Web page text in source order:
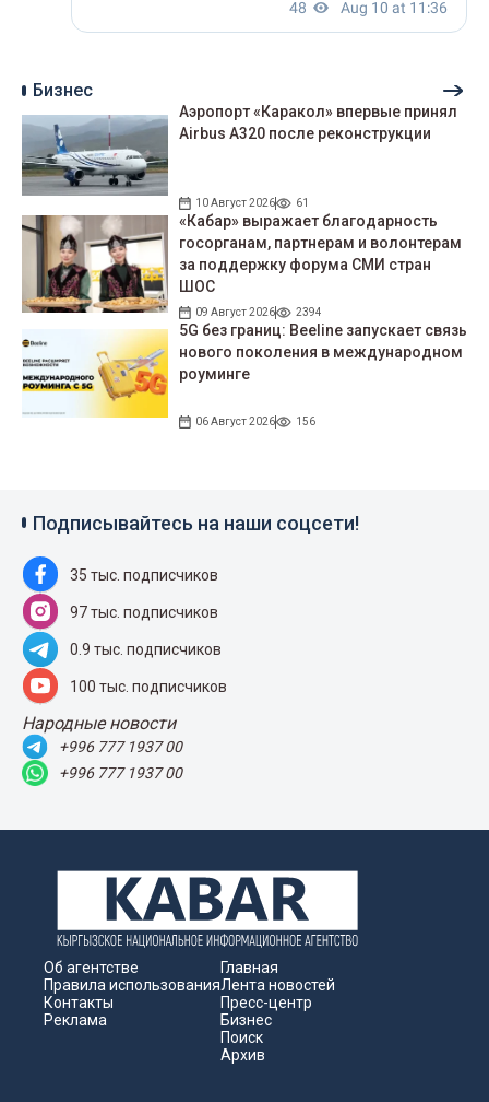
Бизнес
Аэропорт «Каракол» впервые принял
Airbus A320 после реконструкции
10 Август 2026 61
«Кабар» выражает благодарность
госорганам, партнерам и волонтерам
за поддержку форума СМИ стран
ШОС
09 Август 2026 2394
5G без границ: Beeline запускает связь
нового поколения в международном
роуминге
06 Август 2026 156
Подписывайтесь на наши соцсети!
35 тыс. подписчиков
97 тыс. подписчиков
0.9 тыс. подписчиков
100 тыс. подписчиков
Народные новости
+996 777 1937 00
+996 777 1937 00
Об агентстве
Правила использования
Контакты
Реклама
Главная
Лента новостей
Пресс-центр
Бизнес
Поиск
Архив